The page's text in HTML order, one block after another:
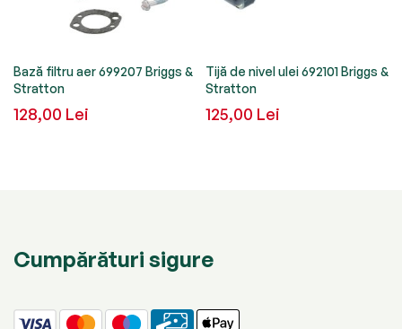
Bază filtru aer 699207 Briggs &
Stratton
128,00 Lei
Tijă de nivel ulei 692101 Briggs &
Stratton
125,00 Lei
Cumpărături sigure